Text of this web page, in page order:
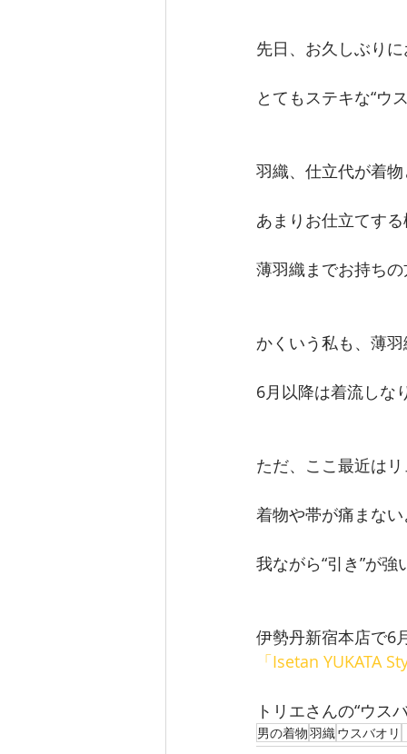
先日、お久しぶり
とてもステキな“ウ
羽織、仕立代が着
あまりお仕立てす
薄羽織までお持ち
かくいう私も、薄
6月以降は着流しな
ただ、ここ最近は
着物や帯が痛まな
我ながら“引き”が
伊勢丹新宿本店で6
「Isetan YUKATA
トリエさんの“ウス
男の着物羽織ウスバオリ